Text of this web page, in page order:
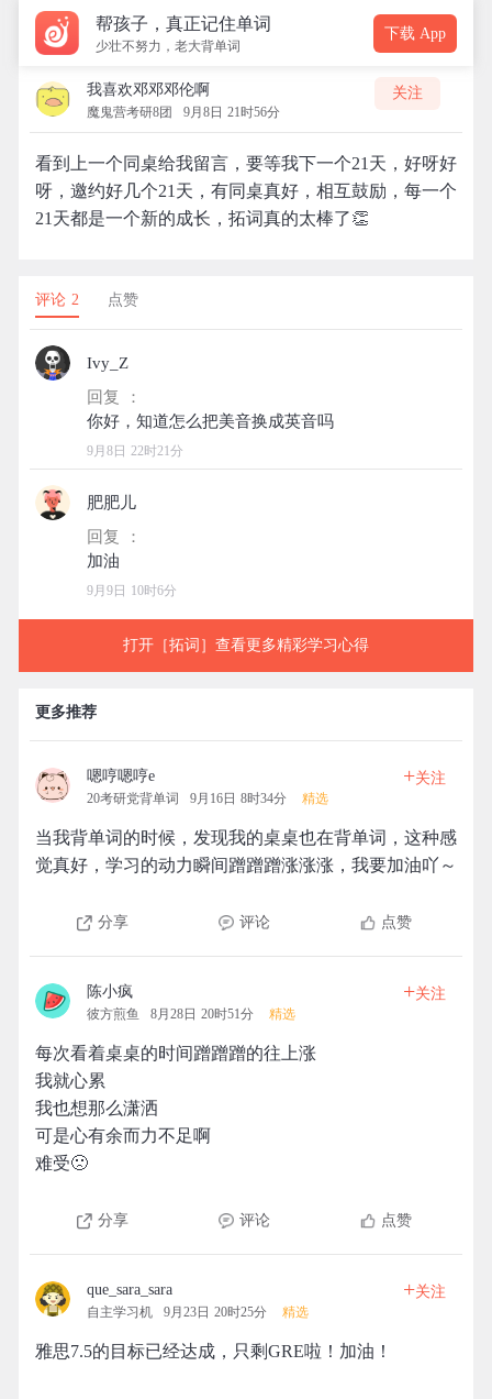
帮孩子，真正记住单词
少壮不努力，老大背单词
下载 App
我喜欢邓邓邓伦啊
魔鬼营考研8团 9月8日 21时56分
关注
看到上一个同桌给我留言，要等我下一个21天，好呀好
呀，邀约好几个21天，有同桌真好，相互鼓励，每一个
21天都是一个新的成长，拓词真的太棒了👏
评论 2 点赞
Ivy_Z
回复 ：
9月8日 22时21分
肥肥儿
回复 ：
9月9日 10时6分
打开［拓词］查看更多精彩学习心得
更多推荐
嗯哼嗯哼e
20考研党背单词 9月16日 8时34分 精选
+关注
当我背单词的时候，发现我的桌桌也在背单词，这种感
觉真好，学习的动力瞬间蹭蹭蹭涨涨涨，我要加油吖～
分享 评论 点赞
陈小疯
彼方煎鱼 8月28日 20时51分 精选
+关注
每次看着桌桌的时间蹭蹭蹭的往上涨
我就心累
我也想那么潇洒
可是心有余而力不足啊
难受🙁
分享 评论 点赞
que_sara_sara
自主学习机 9月23日 20时25分 精选
+关注
雅思7.5的目标已经达成，只剩GRE啦！加油！